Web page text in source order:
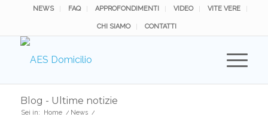
NEWS FAQ APPROFONDIMENTI VIDEO VITE VERE
CHI SIAMO CONTATTI
Blog - Ultime notizie
Sei in: Home / News /